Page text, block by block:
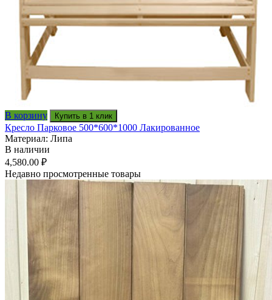
В корзину Купить в 1 клик
Кресло Парковое 500*600*1000 Лакированное
Материал: Липа
В наличии
4,580.00 ₽
Недавно просмотренные товары